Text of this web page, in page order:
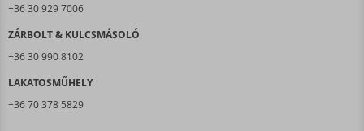
+36 30 929 7006
ZÁRBOLT & KULCSMÁSOLÓ
+36 30 990 8102
LAKATOSMŰHELY
+36 70 378 5829